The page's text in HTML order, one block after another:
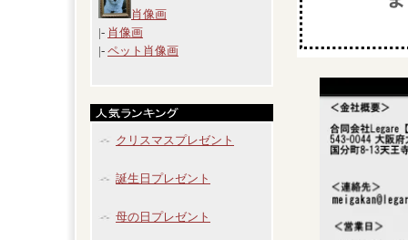
肖像画
|- 肖像画
|- ペット肖像画
クリスマスプレゼント
誕生日プレゼント
母の日プレゼント